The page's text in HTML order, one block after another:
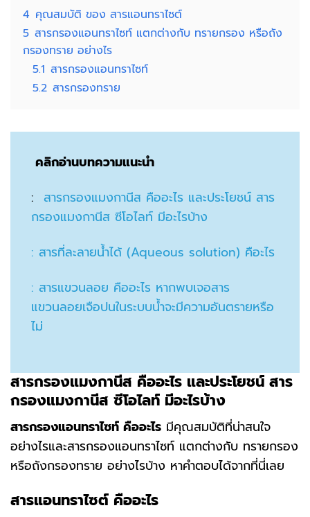
4 คุณสมบัติ ของ สารแอนทราไซต์
5 สารกรองแอนทราไซท์ แตกต่างกับ ทรายกรอง หรือถัง
กรองทราย อย่างไร
5.1 สารกรองแอนทราไซท์
5.2 สารกรองทราย
คลิกอ่านบทความแนะนำ
: สารกรองแมงกานีส คืออะไร และประโยชน์ สาร
กรองแมงกานีส ซีโอไลท์ มีอะไรบ้าง
: สารที่ละลายน้ำได้ (Aqueous solution) คือะไร
: สารแขวนลอย คืออะไร หากพบเจอสาร
แขวนลอยเจือปนในระบบน้ำจะมีความอันตรายหรือ
ไม่
สารกรองแมงกานีส คืออะไร และประโยชน์ สาร
กรองแมงกานีส ซีโอไลท์ มีอะไรบ้าง
สารกรองแอนทราไซท์ คืออะไร มีคุณสมบัติที่น่าสนใจ
อย่างไรและสารกรองแอนทราไซท์ แตกต่างกับ ทรายกรอง
หรือถังกรองทราย อย่างไรบ้าง หาคำตอบได้จากที่นี่เลย
สารแอนทราไซต์ คืออะไร